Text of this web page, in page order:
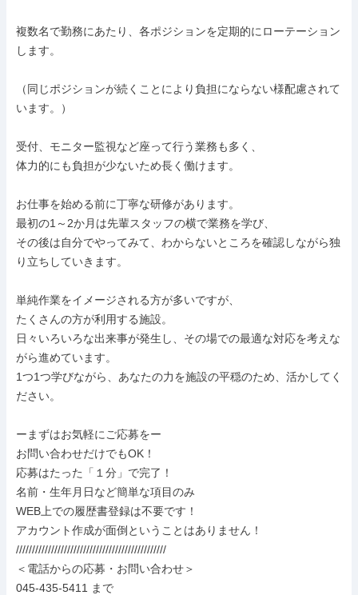
複数名で勤務にあたり、各ポジションを定期的にローテーション
します。
（同じポジションが続くことにより負担にならない様配慮されて
います。）
受付、モニター監視など座って行う業務も多く、
体力的にも負担が少ないため長く働けます。
お仕事を始める前に丁寧な研修があります。
最初の1～2か月は先輩スタッフの横で業務を学び、
その後は自分でやってみて、わからないところを確認しながら独
り立ちしていきます。
単純作業をイメージされる方が多いですが、
たくさんの方が利用する施設。
日々いろいろな出来事が発生し、その場での最適な対応を考えな
がら進めています。
1つ1つ学びながら、あなたの力を施設の平穏のため、活かしてく
ださい。
ーまずはお気軽にご応募をー
お問い合わせだけでもOK！
応募はたった「１分」で完了！
名前・生年月日など簡単な項目のみ
WEB上での履歴書登録は不要です！
アカウント作成が面倒ということはありません！
///////////////////////////////////////////////
＜電話からの応募・お問い合わせ＞
045-435-5411 まで